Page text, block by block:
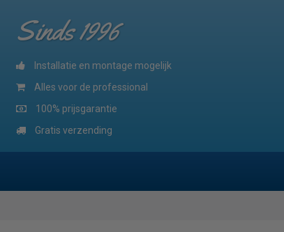
Sinds 1996
Installatie en montage mogelijk
Alles voor de professional
100% prijsgarantie
Gratis verzending